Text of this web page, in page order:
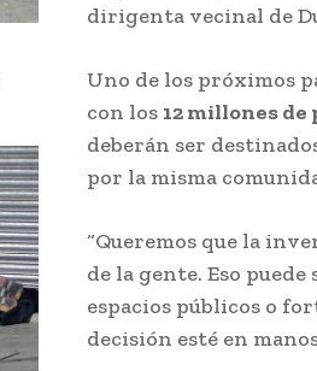
dirigenta vecinal de
Uno de los próximos
con los 12 millones
deberán ser
por la misma
“Queremos que la
de la gente. Eso
espacios públicos o
decisión esté en